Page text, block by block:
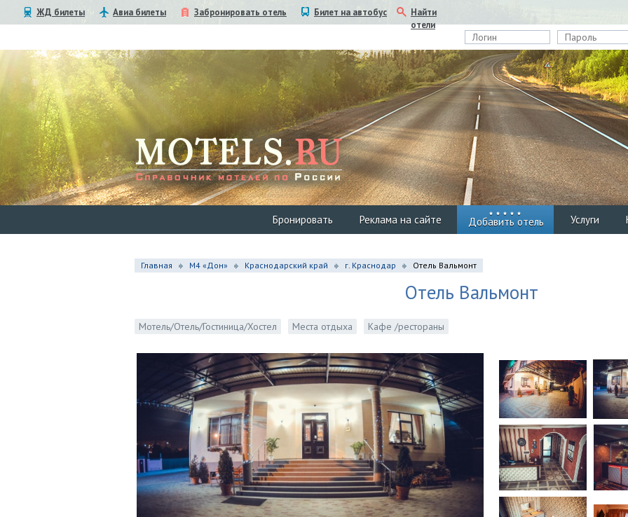
ЖД билеты Авиа билеты Забронировать отель Билет на автобус
Найти
отели
Бронировать Реклама на сайте Добавить отель Услуги
Главная М4 «Дон» Краснодарский край г. Краснодар Отель Вальмонт
Отель Вальмонт
Мотель/Отель/Гостиница/Хостел Места отдыха Кафе /рестораны